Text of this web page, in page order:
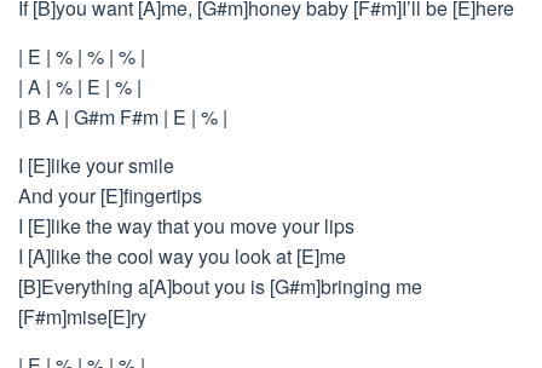
If [B]you want [A]me, [G#m]honey baby [F#m]I’ll be [E]here
| E | % | % | % |
| A | % | E | % |
| B A | G#m F#m | E | % |
I [E]like your smile
And your [E]fingertips
I [E]like the way that you move your lips
I [A]like the cool way you look at [E]me
[B]Everything a[A]bout you is [G#m]bringing me
[F#m]mise[E]ry